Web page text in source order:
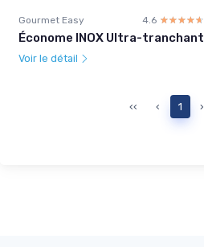
Gourmet Easy 4.6 ☆☆☆☆☆
★★★★★
Économe INOX Ultra-tranchant
Voir le détail
‹‹ ‹ 1 ›